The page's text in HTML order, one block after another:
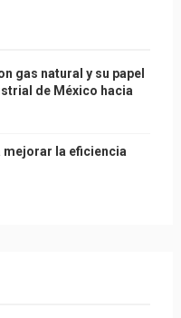
gas natural y su papel
de México hacia
mejorar la eficiencia